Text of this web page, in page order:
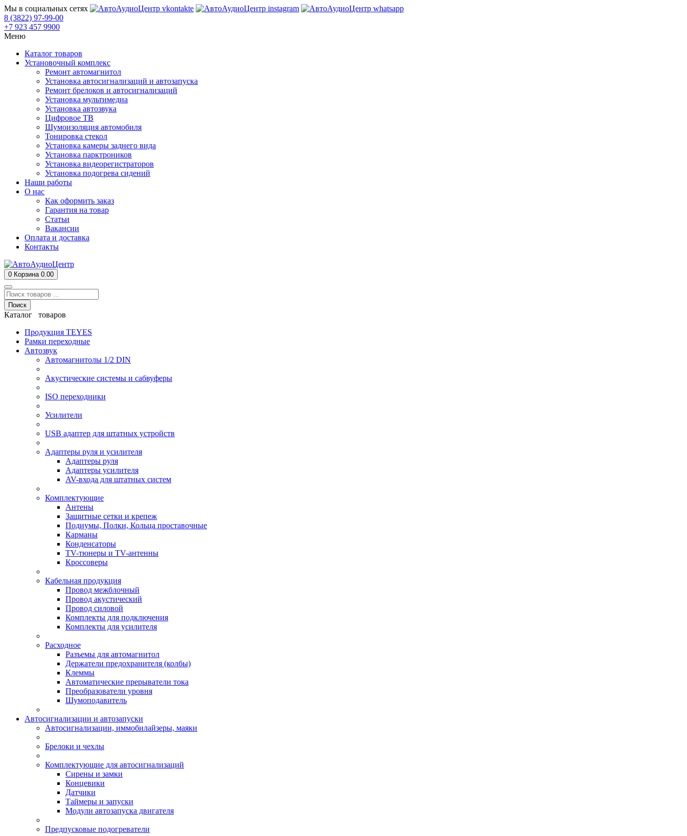
Мы в социальных сетях
8 (3822) 97-99-00
+7 923 457 9900
Меню
Каталог товаров
Установочный комплекс
Ремонт автомагнитол
Установка автосигнализаций и автозапуска
Ремонт брелоков и автосигнализаций
Установка мультимедиа
Установка автозвука
Цифровое ТВ
Шумоизоляция автомобиля
Тонировка стекол
Установка камеры заднего вида
Установка парктроников
Установка видеорегистраторов
Установка подогрева сидений
Наши работы
О нас
Как оформить заказ
Гарантия на товар
Статьи
Вакансии
Оплата и доставка
Контакты
0 Корзина 0.00
Поиск
Каталог товаров
Продукция TEYES
Рамки переходные
Автозвук
Автомагнитолы 1/2 DIN
Акустические системы и сабвуферы
ISO переходники
Усилители
USB адаптер для штатных устройств
Адаптеры руля и усилителя
Адаптеры руля
Адаптеры усилителя
AV-входа для штатных систем
Комплектующие
Антены
Защитные сетки и крепеж
Подиумы, Полки, Кольца проставочные
Карманы
Конденсаторы
TV-тюнеры и TV-антенны
Кроссоверы
Кабельная продукция
Провод межблочный
Провод акустический
Провод силовой
Комплекты для подключения
Комплекты для усилителя
Расходное
Разъемы для автомагнитол
Держатели предохранителя (колбы)
Клеммы
Автоматические прерыватели тока
Преобразователи уровня
Шумоподавитель
Автосигнализации и автозапуски
Автосигнализации, иммобилайзеры, маяки
Брелоки и чехлы
Комплектующие для автосигнализаций
Сирены и замки
Концевики
Датчики
Таймеры и запуски
Модули автозапуска двигателя
Предпусковые подогреватели